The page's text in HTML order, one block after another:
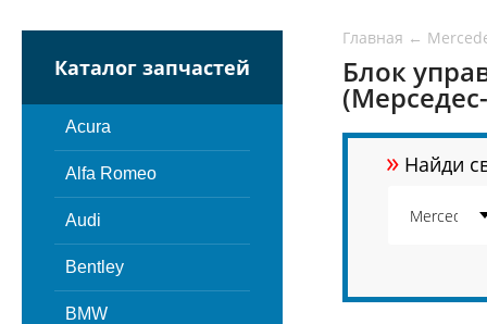
Каталог запчастей
Acura
Alfa Romeo
Audi
Bentley
BMW
Главная ←
Блок
» Найди